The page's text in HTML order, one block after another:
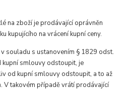
na zboží je prodávající oprávněn
kupujícího na vrácení kupní ceny.
souladu s ustanovením § 1829 odst.
kupní smlouvy odstoupit, je
od kupní smlouvy odstoupit, a to až
V takovém případě vrátí prodávající